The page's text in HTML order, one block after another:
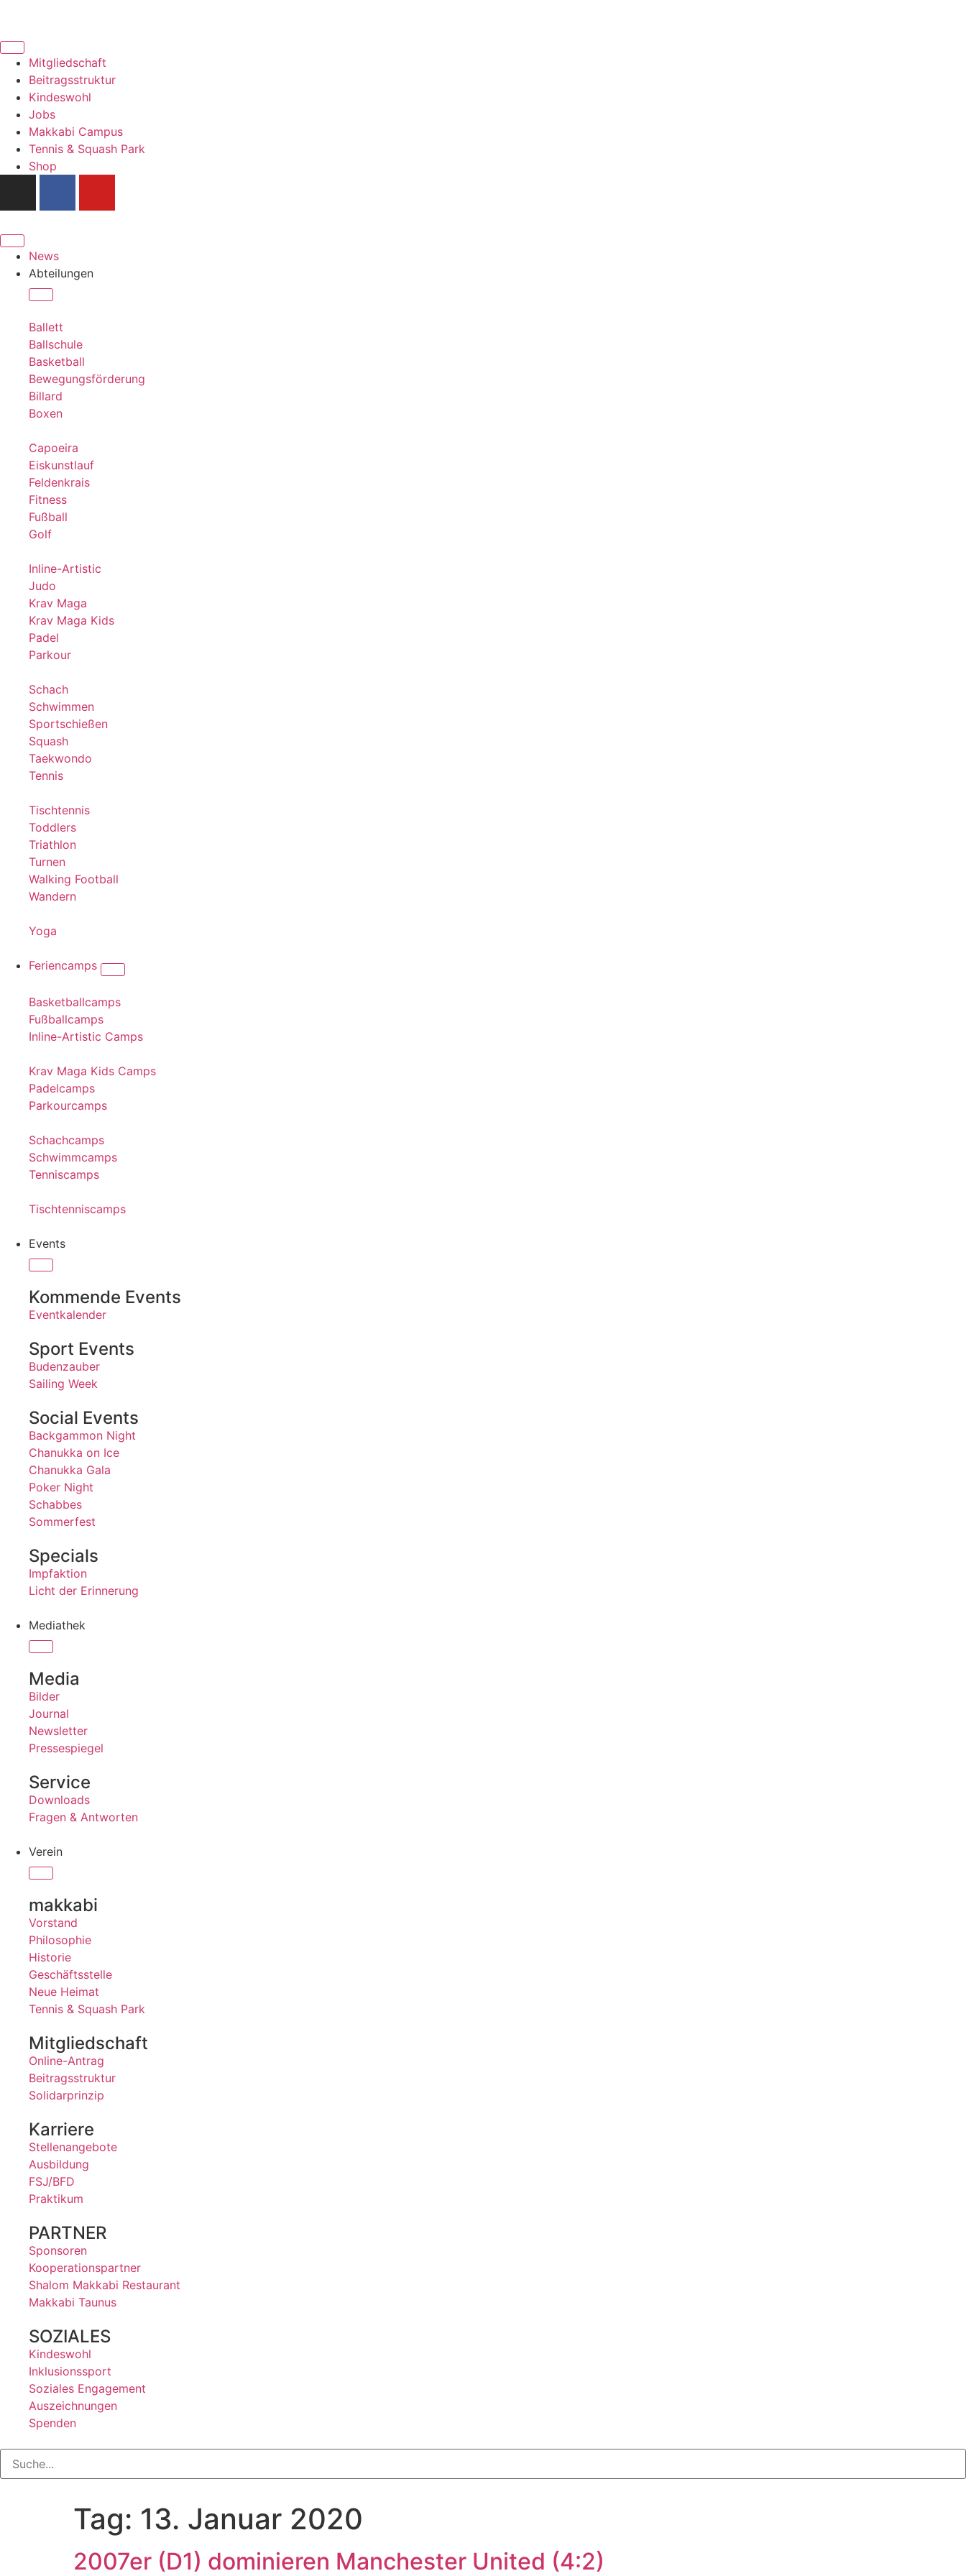
Mitgliedschaft
Beitragsstruktur
Kindeswohl
Jobs
Makkabi Campus
Tennis & Squash Park
Shop
News
Abteilungen
Ballett
Ballschule
Basketball
Bewegungsförderung
Billard
Boxen
Capoeira
Eiskunstlauf
Feldenkrais
Fitness
Fußball
Golf
Inline-Artistic
Judo
Krav Maga
Krav Maga Kids
Padel
Parkour
Schach
Schwimmen
Sportschießen
Squash
Taekwondo
Tennis
Tischtennis
Toddlers
Triathlon
Turnen
Walking Football
Wandern
Yoga
Feriencamps
Basketballcamps
Fußballcamps
Inline-Artistic Camps
Krav Maga Kids Camps
Padelcamps
Parkourcamps
Schachcamps
Schwimmcamps
Tenniscamps
Tischtenniscamps
Events
Kommende Events
Eventkalender
Sport Events
Budenzauber
Sailing Week
Social Events
Backgammon Night
Chanukka on Ice
Chanukka Gala
Poker Night
Schabbes
Sommerfest
Specials
Impfaktion
Licht der Erinnerung
Mediathek
Media
Bilder
Journal
Newsletter
Pressespiegel
Service
Downloads
Fragen & Antworten
Verein
makkabi
Vorstand
Philosophie
Historie
Geschäftsstelle
Neue Heimat
Tennis & Squash Park
Mitgliedschaft
Online-Antrag
Beitragsstruktur
Solidarprinzip
Karriere
Stellenangebote
Ausbildung
FSJ/BFD
Praktikum
PARTNER
Sponsoren
Kooperationspartner
Shalom Makkabi Restaurant
Makkabi Taunus
SOZIALES
Kindeswohl
Inklusionssport
Soziales Engagement
Auszeichnungen
Spenden
Tag: 13. Januar 2020
2007er (D1) dominieren Manchester United (4:2)